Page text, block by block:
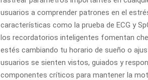
usuarios a comprender patrones en el
características como la prueba de ECG y
los recordatorios inteligentes fomentan
estés cambiando tu horario de sueño o
usuarios se sienten vistos, guiados y
componentes críticos para mantener la